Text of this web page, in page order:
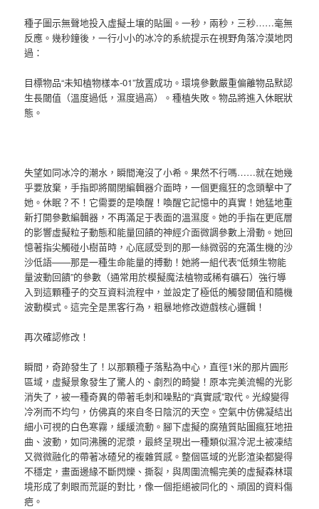
種子圖示無聲地投入虛擬土壤的貼圖。一秒，兩秒，三秒……毫無
反應。幾秒鐘後，一行小小的冰冷的系統提示在視野角落冷漠地閃
過：
目標物品“未知植物樣本-01”放置成功。環境參數嚴重偏離物品默認
生長閾值（溫度過低，濕度過高）。種植失敗。物品將進入休眠狀
態。
失望如同冰冷的潮水，瞬間淹沒了小希。果然不行嗎……就在她幾
乎要放棄，手指即將關閉編輯器介面時，一個更瘋狂的念頭擊中了
她。休眠？不！它需要的是喚醒！喚醒它記憶中的真實！她猛地重
新打開參數編輯器，不再滿足于表面的溫濕度。她的手指在更底層
的影響虛擬粒子動態和能量回饋的神經介面微調參數上滑動。她回
憶著指尖觸碰小樹苗時，心底感受到的那一絲微弱的充滿生機的沙
沙低語——那是一種生命能量的搏動！她將一組代表“低頻生物能
量波動回饋”的參數（通常用於模擬魔法植物或稀有礦石）強行導
入到這顆種子的交互資料流程中，並設定了極低的觸發閾值和隨機
波動模式。這完全是黑客行為，粗暴地修改遊戲核心邏輯！
再次確認修改！
瞬間，奇跡發生了！以那顆種子落點為中心，直徑1米的那片圓形
區域，虛擬景象發生了驚人的、劇烈的畸變！原本完美流暢的光影
消失了，被一種奇異的帶著毛刺和噪點的“真實感”取代。光線變得
冷冽而不均勻，仿佛真的來自冬日陰沉的天空。空氣中仿佛凝結出
細小可視的白色寒霧，緩緩流動。腳下虛擬的腐殖質貼圖瘋狂地扭
曲、波動，如同沸騰的泥漿，最終呈現出一種類似濕冷泥土被凍結
又微微融化的帶著冰碴兒的複雜質感。整個區域的光影渲染都變得
不穩定，畫面邊緣不斷閃爍、撕裂，與周圍流暢完美的虛擬森林環
境形成了刺眼而荒誕的對比，像一個拒絕被同化的、頑固的資料傷
疤。